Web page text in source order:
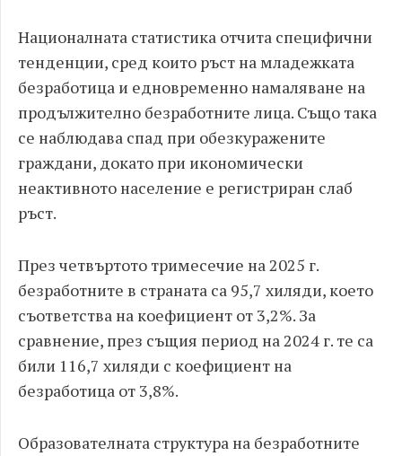
Националната статистика отчита специфични
тенденции, сред които ръст на младежката
безработица и едновременно намаляване на
продължително безработните лица. Също така
се наблюдава спад при обезкуражените
граждани, докато при икономически
неактивното население е регистриран слаб
ръст.
През четвъртото тримесечие на 2025 г.
безработните в страната са 95,7 хиляди, което
съответства на коефициент от 3,2%. За
сравнение, през същия период на 2024 г. те са
били 116,7 хиляди с коефициент на
безработица от 3,8%.
Образователната структура на безработните